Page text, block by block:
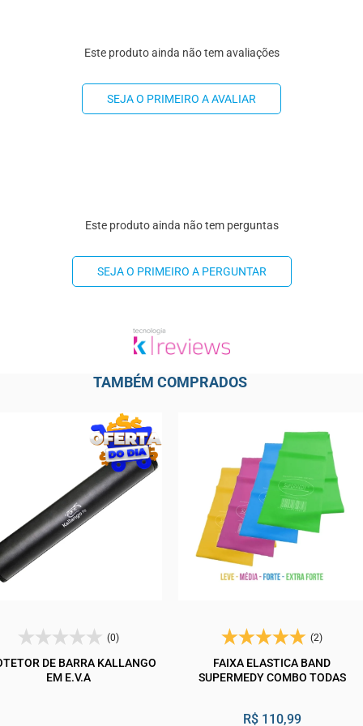
Este produto ainda não tem avaliações
SEJA O PRIMEIRO A AVALIAR
Este produto ainda não tem perguntas
SEJA O PRIMEIRO A PERGUNTAR
TAMBÉM COMPRADOS
(0)
DE BARRA KALLANGO
EM E.V.A
(2)
FAIXA ELASTICA BAND
SUPERMEDY COMBO TODAS
R$ 110,99